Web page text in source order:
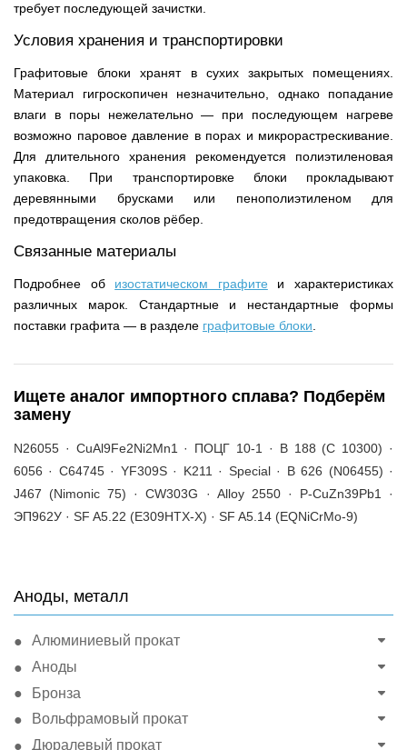
Аноды, металл
Алюминиевый прокат
Аноды
Бронза
Вольфрамовый прокат
Дюралевый прокат
требует последующей зачистки.
Условия хранения и транспортировки
Графитовые блоки хранят в сухих закрытых помещениях.
Материал гигроскопичен незначительно, однако попадание
влаги в поры нежелательно — при последующем нагреве
возможно паровое давление в порах и микрорастрескивание.
Для длительного хранения рекомендуется полиэтиленовая
упаковка. При транспортировке блоки прокладывают
деревянными брусками или пенополиэтиленом для
предотвращения сколов рёбер.
Связанные материалы
Подробнее об изостатическом графитеи характеристиках
различных марок. Стандартные и нестандартные формы
поставки графита — в разделе графитовые блоки
Ищете аналог импортного сплава? Подберём
замену
N26055 · CuAl9Fe2Ni2Mn1 · ПОЦГ 10-1 · B 188 (C 10300) ·
6056 · C64745 · YF309S · K211 · Special · B 626 (N06455) ·
J467 (Nimonic 75) · CW303G · Alloy 2550 · P-CuZn39Pb1 ·
ЭП962У · SF A5.22 (E309HTX-X) · SF A5.14 (EQNiCrMo-9)